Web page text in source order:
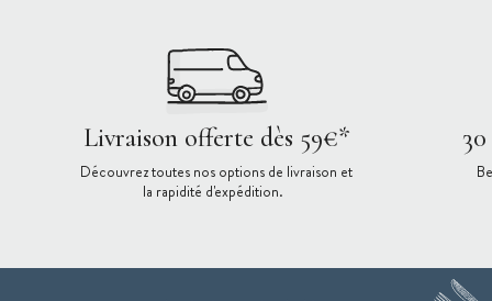
Livraison offerte dès 59€*
Découvrez toutes nos options de livraison et
la rapidité d'expédition.